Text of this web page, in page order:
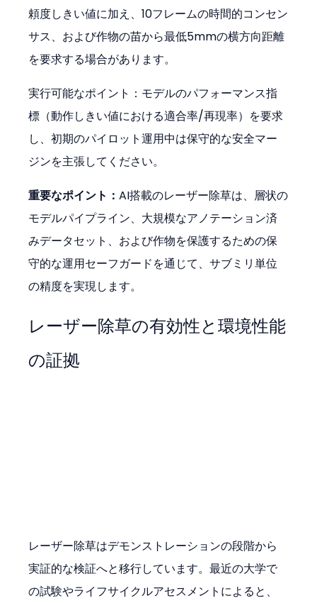
頼度しきい値に加え、10フレームの時間的コンセン
サス、および作物の苗から最低5mmの横方向距離
を要求する場合があります。
実行可能なポイント：モデルのパフォーマンス指
標（動作しきい値における適合率/再現率）を要求
し、初期のパイロット運用中は保守的な安全マー
ジンを主張してください。
重要なポイント：AI搭載のレーザー除草は、層状の
モデルパイプライン、大規模なアノテーション済
みデータセット、および作物を保護するための保
守的な運用セーフガードを通じて、サブミリ単位
の精度を実現します。
レーザー除草の有効性と環境性能
の証拠
レーザー除草はデモンストレーションの段階から
実証的な検証へと移行しています。最近の大学で
の試験やライフサイクルアセスメントによると、